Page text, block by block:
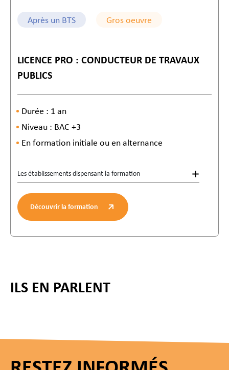
Après un BTS Gros oeuvre
LICENCE PRO : CONDUCTEUR DE TRAVAUX
PUBLICS
Durée : 1 an
Niveau : BAC +3
En formation initiale ou en alternance
Les établissements dispensant la formation
Découvrir la formation
ILS EN PARLENT